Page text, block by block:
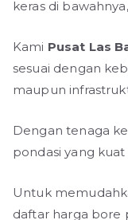
keras di
Kami Pusat Las
sesuai dengan
maupun
Dengan tenaga
pondasi yang
Untuk
daftar harga bore